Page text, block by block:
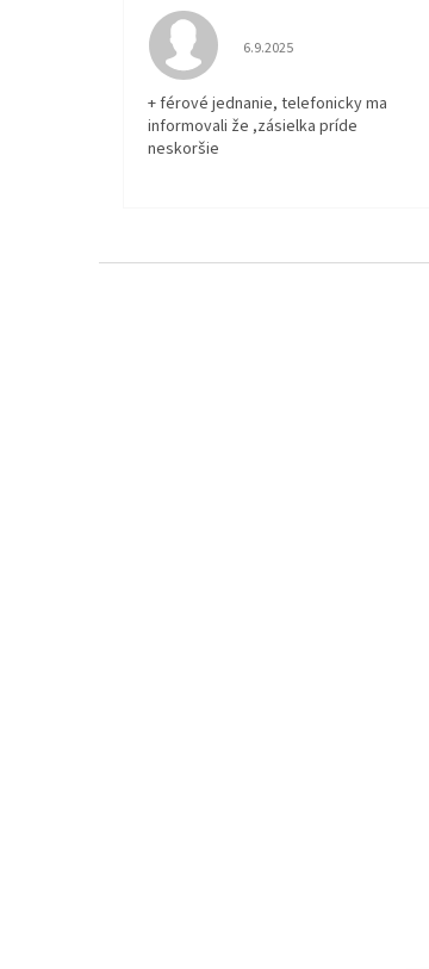
Hodnotenie obchodu je 5
6.9.2025
+ férové jednanie, telefonicky ma
informovali že ,zásielka príde
neskoršie